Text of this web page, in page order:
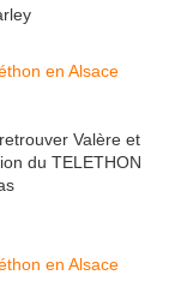
Valère et
du TELETHON